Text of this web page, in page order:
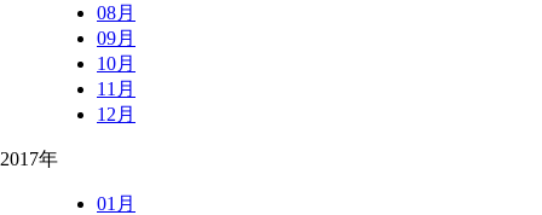
08月
09月
10月
11月
12月
2017年
01月